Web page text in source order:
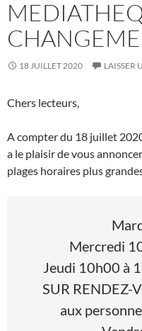
18 JUILLET 2020 LAISSER
Chers lecteurs,
A compter du 18 juillet
a le plaisir de vous
plages horaires plus
Mercredi
Jeudi 10h00 à
SUR RENDEZ-
aux